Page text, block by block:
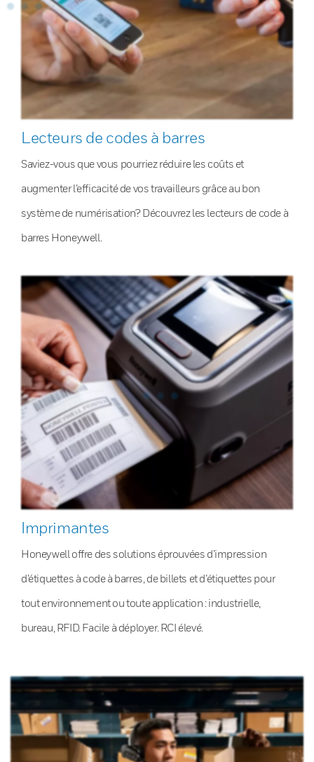
Lecteurs de codes à barres
Saviez-vous que vous pourriez réduire les coûts et
augmenter l’efficacité de vos travailleurs grâce au bon
système de numérisation? Découvrez les lecteurs de code à
barres Honeywell.
Imprimantes
Honeywell offre des solutions éprouvées d’impression
d’étiquettes à code à barres, de billets et d’étiquettes pour
tout environnement ou toute application : industrielle,
bureau, RFID. Facile à déployer. RCI élevé.